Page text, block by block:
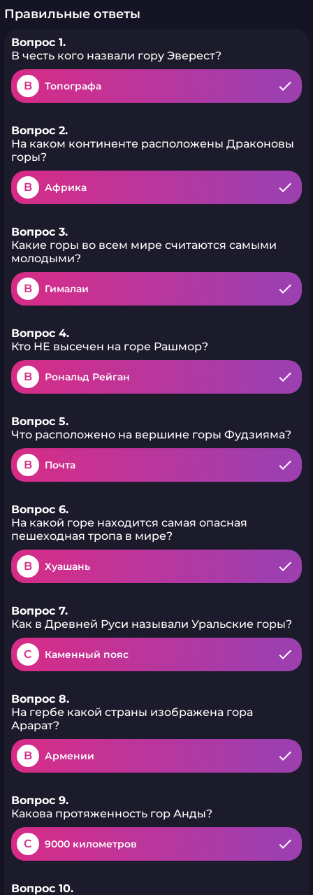
Правильные ответы
Вопрос 1.
В честь кого назвали гору Эверест?
B Топографа
Вопрос 2.
На каком континенте расположены Драконовы
горы?
B Африка
Вопрос 3.
Какие горы во всем мире считаются самыми
молодыми?
B Гималаи
Вопрос 4.
Кто НЕ высечен на горе Рашмор?
B Рональд Рейган
Вопрос 5.
Что расположено на вершине горы Фудзияма?
B Почта
Вопрос 6.
На какой горе находится самая опасная
пешеходная тропа в мире?
B Хуашань
Вопрос 7.
Как в Древней Руси называли Уральские горы?
C Каменный пояс
Вопрос 8.
На гербе какой страны изображена гора
Арарат?
B Армении
Вопрос 9.
Какова протяженность гор Анды?
C 9000 километров
Вопрос 10.